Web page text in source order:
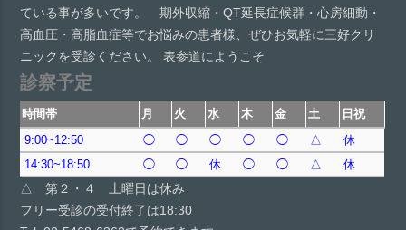
ている事が多いです。 期外収縮・QT延長症候群・心房細動・
高血圧・高脂血症等でお悩みの患者様、ぜひお気軽に三好クリ
ニックを受診ください。 表参道にようこそ
診察予定
時間帯 月 火 水 木 金 土
日祝
9:00~12:50
◯ ◯ ◯ ◯ ◯ △
休
14:30~18:50
◯ ◯ 休 ◯ ◯ △ 休
△ 第２・４ 土曜日は休み
フリー受診の受付終了は18:30